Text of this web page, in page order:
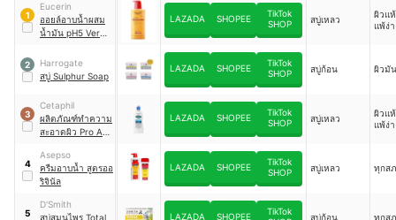
1
Eucerin
ออยล์อาบน้ำผสม
น้ำมัน pH5 Very
Skin Shower Oil
LAZADA SHOPEE
TikTok
SHOP
สบู่เหลว
ผิวแ
แพ้ง่
2
Harrogate
สบู่ Sulphur Soap
LAZADA SHOPEE
TikTok
SHOP
สบู่ก้อน ผิวมัน
3
Cetaphil
ผลิตภัณฑ์ทำความ
สะอาดผิว Pro AD
Restoring Body
Wash
LAZADA SHOPEE
TikTok
SHOP
สบู่เหลว
ผิวแ
แพ้ง่
4
Asepso
ครีมอาบน้ำ สูตรออ
ริจินัล
LAZADA SHOPEE
TikTok
SHOP
สบู่เหลว ทุกส
5
D'Smith
สบู่สมุนไพร Total
LAZADA SHOPEE
TikTok
สบู่ก้อน ทุกส